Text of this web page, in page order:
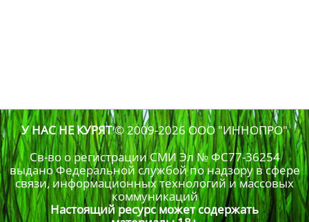
У НАС НЕ КУРЯТ© 2009-2026ООО "ИННОПРО"
Св-во о регистрации СМИ Эл № ФС77-36254
выдано Федеральной службой по надзору в сфере
связи, информационных технологий и массовых
коммуникаций
Настоящий ресурс может содержать